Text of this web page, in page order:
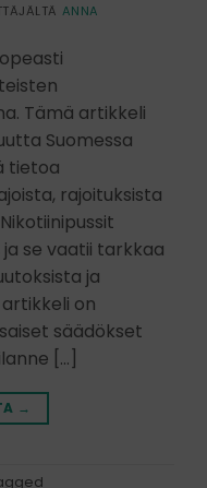
ANNA
Tämä artikkeli
Suomessa
tietoa
rajoituksista
ja se vaatii tarkkaa
ja
on
säädökset
[…]
→